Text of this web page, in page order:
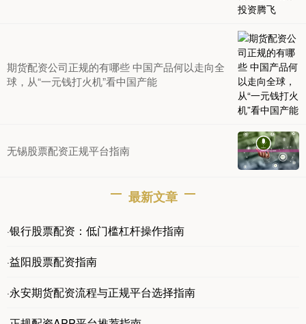
期货配资公司正规的有哪些 中国产品何以走向全
球，从“一元钱打火机”看中国产能
无锡股票配资正规平台指南
最新文章
·银行股票配资：低门槛杠杆操作指南
·益阳股票配资指南
·永安期货配资流程与正规平台选择指南